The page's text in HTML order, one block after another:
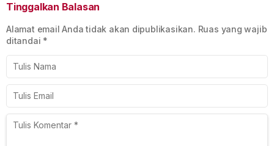
Tinggalkan Balasan
Alamat email Anda tidak akan dipublikasikan. Ruas yang wajib
ditandai *